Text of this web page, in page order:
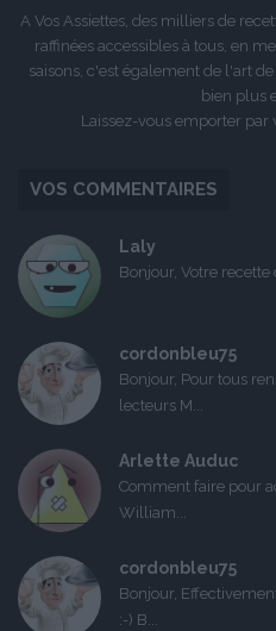
A Vos Assiettes, des milliers de
raffinées accessibles à tous, en
saisons, c'est également de l'art
bien plus
Laissez-vous emporter par
VOS COMMENTAIRES
Laly
Bonjour, Votre
cordonbleu75
Bonjour, Pour tous
lecteurs M...
Arlette Auduc
Comment faire pour
William...
cordonbleu75
Bonjour,
:-) B...